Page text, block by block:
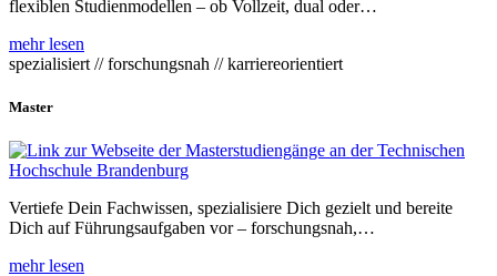
flexiblen Studienmodellen – ob Vollzeit, dual oder…
mehr lesen
spezialisiert // forschungsnah // karriereorientiert
Master
Vertiefe Dein Fachwissen, spezialisiere Dich gezielt und bereite
Dich auf Führungsaufgaben vor – forschungsnah,…
mehr lesen